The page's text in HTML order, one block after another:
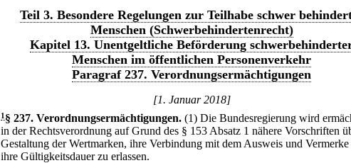
Teil 3. Besondere Regelungen zur Teilhabe schwer
Menschen (Schwerbehindertenrecht)
Kapitel 13. Unentgeltliche Beförderung
Menschen im öffentlichen Personenverkehr
Paragraf 237. Verordnungsermächtigungen
[1. Januar 2018]
1 § 237. Verordnungsermächtigungen. (1) Die Bundesregierung wird
in der Rechtsverordnung auf Grund des § 153 Absatz 1 nähere Vorschriften
Gestaltung der Wertmarken, ihre Verbindung mit dem Ausweis und Vermerke
ihre Gültigkeitsdauer zu erlassen.